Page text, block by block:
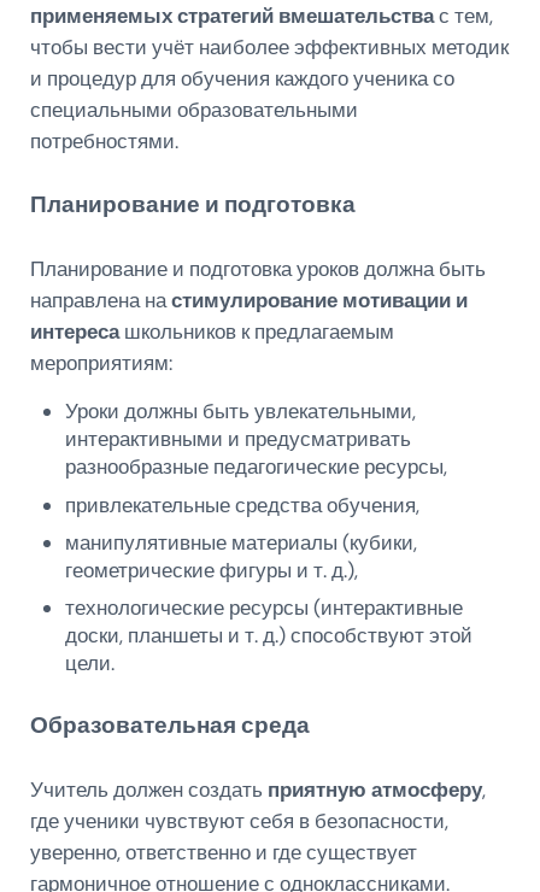
применяемых стратегий вмешательствас тем,
чтобы вести учёт наиболее эффективных методик
и процедур для обучения каждого ученика со
специальными образовательными
потребностями.
Планирование и подготовка
Планирование и подготовка уроков должна быть
направлена настимулирование мотивации и
интересашкольников к предлагаемым
мероприятиям:
Уроки должны быть увлекательными,
интерактивными и предусматривать
разнообразные педагогические ресурсы,
привлекательные средства обучения,
манипулятивные материалы (кубики,
геометрические фигуры и т. д.),
технологические ресурсы (интерактивные
доски, планшеты и т. д.) способствуют этой
цели.
Образовательная среда
Учитель должен создать приятную атмосферу,
где ученики чувствуют себя в безопасности,
уверенно, ответственно и где существует
гармоничное отношение с одноклассниками.